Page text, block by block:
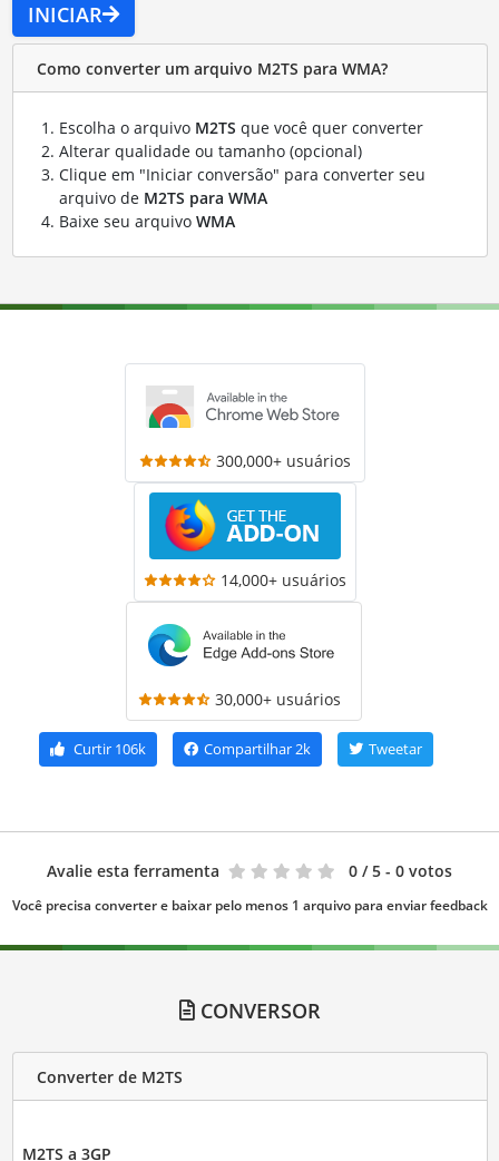
INICIAR
Como converter um arquivo M2TS para WMA?
Escolha o arquivo M2TS que você quer converter
Alterar qualidade ou tamanho (opcional)
Clique em "Iniciar conversão" para converter seu
arquivo de M2TS para WMA
Baixe seu arquivo WMA
300,000+ usuários
14,000+ usuários
30,000+ usuários
Curtir 106k Compartilhar2k Tweetar
Avalie esta ferramenta 0 / 5 - 0 votos
Você precisa converter e baixar pelo menos 1 arquivo para enviar feedback
CONVERSOR
Converter de M2TS
M2TS a 3GP